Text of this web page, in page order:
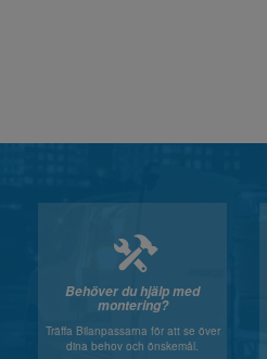
Behöver du hjälp med
montering?
Träffa Bilanpassarna för att se över
dina behov och önskemål.